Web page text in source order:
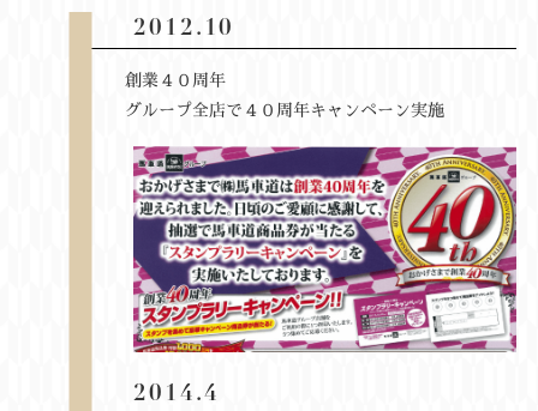
2012.10
創業４０周年
グループ全店で４０周年キャンペーン実施
2014.4